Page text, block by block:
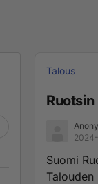
Talous
Suomi